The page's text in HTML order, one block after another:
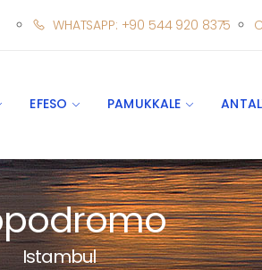
WHATSAPP: +90 544 920 8375
EFESO PAMUKKALE
Istambul